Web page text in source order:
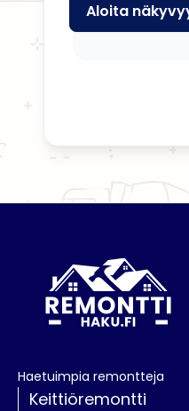
Aloita
Haetuimpia remontteja
Keittiöremontti